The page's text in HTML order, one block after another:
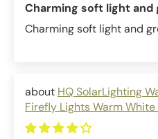
Charming soft light and
Charming soft light and
HQ SolarLighting
Firefly Lights Warm